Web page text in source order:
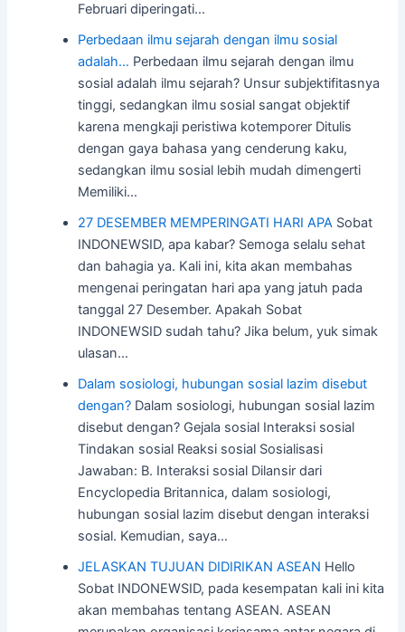
Februari diperingati…
Perbedaan ilmu sejarah dengan ilmu sosial
adalah… Perbedaan ilmu sejarah dengan ilmu
sosial adalah ilmu sejarah? Unsur subjektifitasnya
tinggi, sedangkan ilmu sosial sangat objektif
karena mengkaji peristiwa kotemporer Ditulis
dengan gaya bahasa yang cenderung kaku,
sedangkan ilmu sosial lebih mudah dimengerti
Memiliki…
27 DESEMBER MEMPERINGATI HARI APA Sobat
INDONEWSID, apa kabar? Semoga selalu sehat
dan bahagia ya. Kali ini, kita akan membahas
mengenai peringatan hari apa yang jatuh pada
tanggal 27 Desember. Apakah Sobat
INDONEWSID sudah tahu? Jika belum, yuk simak
ulasan…
Dalam sosiologi, hubungan sosial lazim disebut
dengan? Dalam sosiologi, hubungan sosial lazim
disebut dengan? Gejala sosial Interaksi sosial
Tindakan sosial Reaksi sosial Sosialisasi
Jawaban: B. Interaksi sosial Dilansir dari
Encyclopedia Britannica, dalam sosiologi,
hubungan sosial lazim disebut dengan interaksi
sosial. Kemudian, saya…
JELASKAN TUJUAN DIDIRIKAN ASEAN Hello
Sobat INDONEWSID, pada kesempatan kali ini kita
akan membahas tentang ASEAN. ASEAN